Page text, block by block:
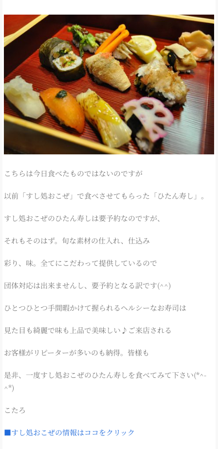
こちらは今日食べたものではないのですが
以前「すし処おこぜ」で食べさせてもらった「ひたん寿し」。
すし処おこぜのひたん寿しは要予約なのですが、
それもそのはず。旬な素材の仕入れ、仕込み
彩り、味。全てにこだわって提供しているので
団体対応は出来ませんし、要予約となる訳です(^^)
ひとつひとつ手間暇かけて握られるヘルシーなお寿司は
見た目も綺麗で味も上品で美味しい♪ご来店される
お客様がリピーターが多いのも納得。皆様も
是非、一度すし処おこぜのひたん寿しを食べてみて下さい(*^-
^*)
こたろ
■すし処おこぜの情報はココをクリック